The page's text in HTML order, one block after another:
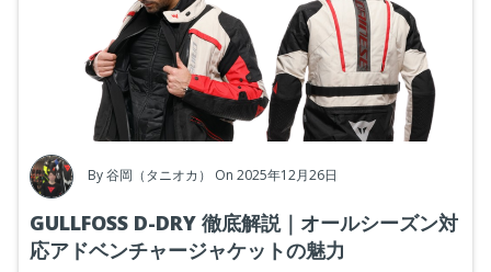
By谷岡（タニオカ） On 2025年12月26日
GULLFOSS D-DRY 徹底解説｜オールシーズン対
応アドベンチャージャケットの魅力